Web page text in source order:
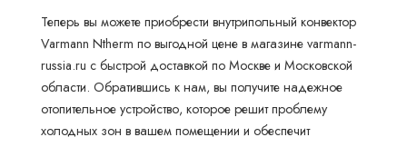
Теперь вы можете приобрести внутрипольный конвектор
Varmann Ntherm по выгодной цене в магазине varmann-
russia.ru с быстрой доставкой по Москве и Московской
области. Обратившись к нам, вы получите надежное
отопительное устройство, которое решит проблему
холодных зон в вашем помещении и обеспечит